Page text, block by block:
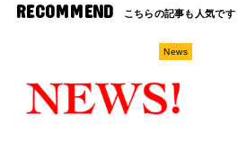
RECOMMEND
News